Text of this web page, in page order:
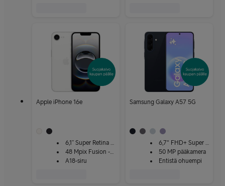
Apple iPhone 16e
6,1” Super Retina XDR
48 Mpix Fusion -kamera
A18-siru
Samsung Galaxy A57 5G
6,7" FHD+ Super AMOLED+
50 MP pääkamera
Entistä ohuempi